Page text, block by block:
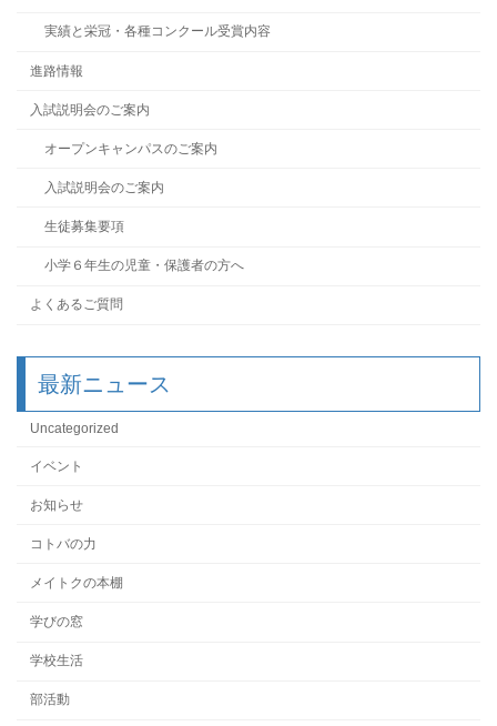
実績と栄冠・各種コンクール受賞内容
進路情報
入試説明会のご案内
オープンキャンパスのご案内
入試説明会のご案内
生徒募集要項
小学６年生の児童・保護者の方へ
よくあるご質問
最新ニュース
Uncategorized
イベント
お知らせ
コトバの力
メイトクの本棚
学びの窓
学校生活
部活動